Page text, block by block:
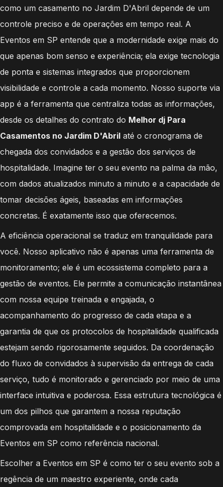
como um casamento no Jardim D'Abril depende de um
controle preciso e de operações em tempo real. A
Eventos em SP entende que a modernidade exige mais do
que apenas bom senso e experiência; ela exige tecnologia
de ponta e sistemas integrados que proporcionem
visibilidade e controle a cada momento. Nosso suporte via
app é a ferramenta que centraliza todas as informações,
desde os detalhes do contrato do Melhor dj Para
Casamentos no Jardim D'Abril até o cronograma de
chegada dos convidados e a gestão dos serviços de
hospitalidade. Imagine ter o seu evento na palma da mão,
com dados atualizados minuto a minuto e a capacidade de
tomar decisões ágeis, baseadas em informações
concretas. É exatamente isso que oferecemos.
A eficiência operacional se traduz em tranquilidade para
você. Nosso aplicativo não é apenas uma ferramenta de
monitoramento; ele é um ecossistema completo para a
gestão de eventos. Ele permite a comunicação instantânea
com nossa equipe treinada e engajada, o
acompanhamento do progresso de cada etapa e a
garantia de que os protocolos de hospitalidade qualificada
estejam sendo rigorosamente seguidos. Da coordenação
do fluxo de convidados à supervisão da entrega de cada
serviço, tudo é monitorado e gerenciado por meio de uma
interface intuitiva e poderosa. Essa estrutura tecnológica é
um dos pilhos que garantem a nossa reputação
comprovada em hospitalidade e o posicionamento da
Eventos em SP como referência nacional.
Escolher a Eventos em SP é como ter o seu evento sob a
regência de um maestro experiente, onde cada